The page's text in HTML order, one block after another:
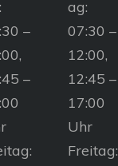
–
–
ag:
07:30 –
12:00,
12:45 –
17:00
Uhr
Freitag: